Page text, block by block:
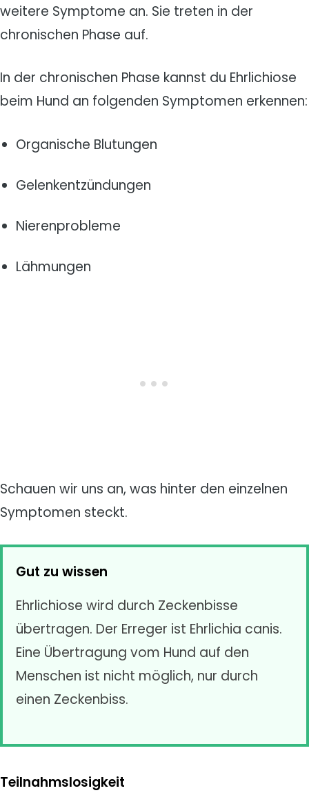
weitere Symptome an. Sie treten in der
chronischen Phase auf.
In der chronischen Phase kannst du Ehrlichiose
beim Hund an folgenden Symptomen erkennen:
Organische Blutungen
Gelenkentzündungen
Nierenprobleme
Lähmungen
Schauen wir uns an, was hinter den einzelnen
Symptomen steckt.
Gut zu wissen
Ehrlichiose wird durch Zeckenbisse
übertragen. Der Erreger ist Ehrlichia canis.
Eine Übertragung vom Hund auf den
Menschen ist nicht möglich, nur durch
einen Zeckenbiss.
Teilnahmslosigkeit